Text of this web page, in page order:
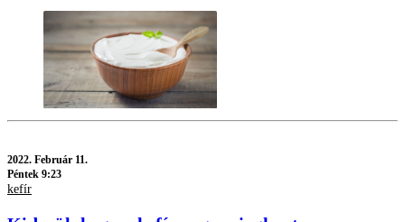
2022. Február 11.
Péntek 9:23
kefír